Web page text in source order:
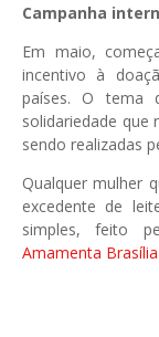
Campanha
Em maio,
incentivo à
países. O tema
solidariedade que
sendo realizadas
Qualquer mulher
excedente de
simples, feito
Amamenta Brasília